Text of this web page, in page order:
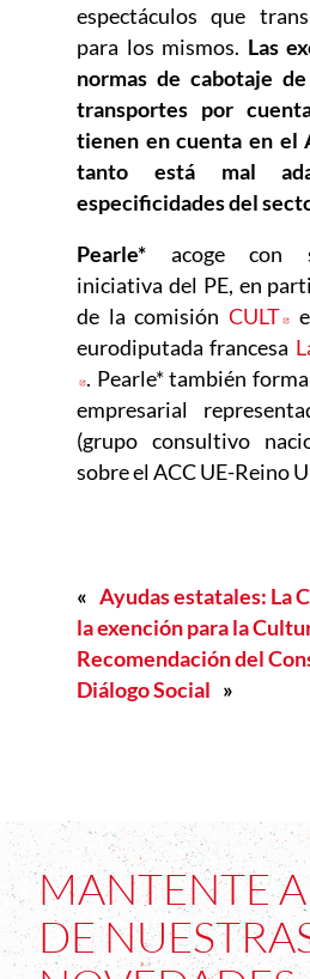
espectáculos que
para los mismos. Las
normas de cabotaje
transportes por
tienen en cuenta en el
tanto está mal
especificidades del
Pearle* acoge con
iniciativa del PE, en
de la comisión CULT
eurodiputada francesa
Abre en nueva ventana
. Pearle* también
empresarial
(grupo consultivo
sobre el ACC UE-Reino
« Ayudas estatales: La
la exención para la
Recomendación del
Diálogo Social »
MANTENTE
DE